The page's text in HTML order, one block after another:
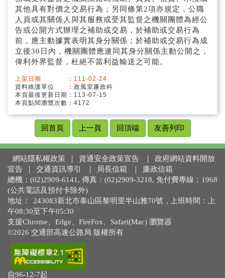
其他具有對價之交易行為；另同條第2項亦規定，公職
人員或其關係人與其服務或受其監督之機關團體為經公
告或公開方式辦理之補助或交易，於補助或交易行為
前，應主動據實表明其身分關係；於補助或交易行為成
立後30日內，機關團體應連同其身分關係主動公開之，
俾利外界監督，杜絕不當利益輸送之可能。
上架日期 ：111-02-24
資料維護單位 ：政風室廉政科
本頁最後更新日期：113-07-15
本頁點閱瀏覽次數：4172
回首頁 上一頁 回頂端 友善列印
網站隱私權政策 資通安全政策宣告
政府網站資料開放
宣告
交通資訊導引 局長信箱
廉政信箱
總機：(02)2909-6141, 傳真：(02)2909-3218, 免付費專線：1968
(公共電話及預付卡除外)
地址：
243083新北市泰山區黎明里半山雅70號 , 上班時間：上
午08:30至下午05:30
支援Chrome、Edge、FireFox、Safari(Mac) 瀏覽器
©2026 交通部高速公路局 版權所有
自96-12-7起